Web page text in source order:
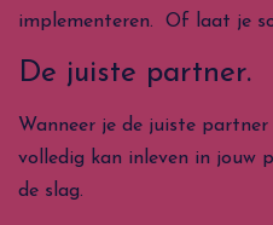
implementeren. Of laat je
De juiste partner.
Wanneer je de juiste
volledig kan inleven in jouw
de slag.